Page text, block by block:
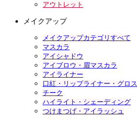
アウトレット
メイクアップ
メイクアップカテゴリすべて
マスカラ
アイシャドウ
アイブロウ・眉マスカラ
アイライナー
口紅・リップライナー・グロス
チーク
ハイライト・シェーディング
つけまつげ・アイラッシュ